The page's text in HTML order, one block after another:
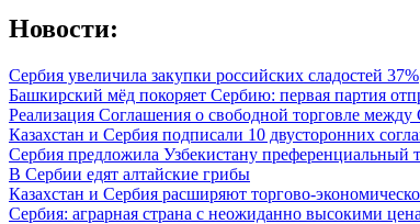
Новости:
Сербия увеличила закупки российских сладостей 37%
Башкирский мёд покоряет Сербию: первая партия
Реализация Соглашения о свободной торговле
Казахстан и Сербия подписали 10 двусторонних
Сербия предложила Узбекистану
В Сербии едят алтайские грибы
Казахстан и Сербия расширяют торгово-
Сербия: аграрная страна с неожиданно высокими